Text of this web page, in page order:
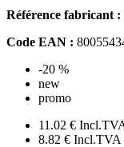
Référence fabricant :
Code EAN :
-20 %
new
promo
11.02 €
8.82 € Incl.TVA